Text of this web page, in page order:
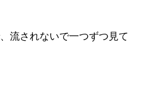
流されないで一つずつ見て